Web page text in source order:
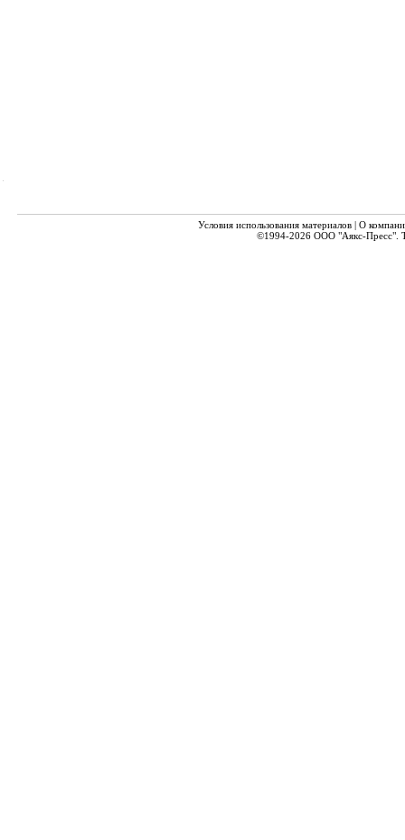
Условия использования материалов| О
©1994-2026 ООО "Аякс-Пресс".